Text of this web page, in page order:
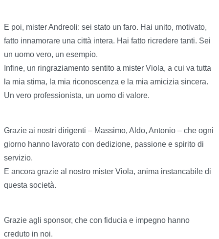
E poi, mister Andreoli: sei stato un faro. Hai unito, motivato,
fatto innamorare una città intera. Hai fatto ricredere tanti. Sei
un uomo vero, un esempio.
Infine, un ringraziamento sentito a mister Viola, a cui va tutta
la mia stima, la mia riconoscenza e la mia amicizia sincera.
Un vero professionista, un uomo di valore.
Grazie ai nostri dirigenti – Massimo, Aldo, Antonio – che ogni
giorno hanno lavorato con dedizione, passione e spirito di
servizio.
E ancora grazie al nostro mister Viola, anima instancabile di
questa società.
Grazie agli sponsor, che con fiducia e impegno hanno
creduto in noi.